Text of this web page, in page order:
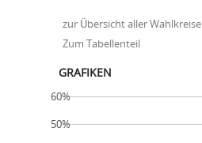
zur Übersicht aller Wahlkreise
Zum Tabellenteil
GRAFIKEN
60%
50%